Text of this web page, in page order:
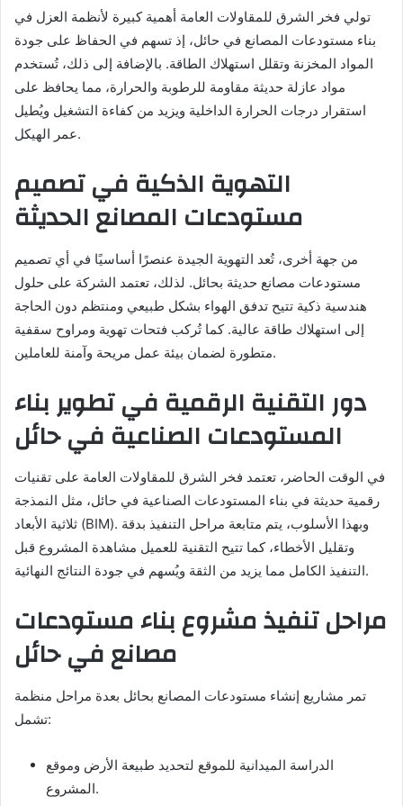
تولي فخر الشرق للمقاولات العامة أهمية كبيرة لأنظمة العزل في
بناء مستودعات المصانع في حائل، إذ تسهم في الحفاظ على جودة
المواد المخزنة وتقلل استهلاك الطاقة. بالإضافة إلى ذلك، تُستخدم
مواد عازلة حديثة مقاومة للرطوبة والحرارة، مما يحافظ على
استقرار درجات الحرارة الداخلية ويزيد من كفاءة التشغيل ويُطيل
عمر الهيكل.
التهوية الذكية في تصميم
مستودعات المصانع الحديثة
من جهة أخرى، تُعد التهوية الجيدة عنصرًا أساسيًا في أي تصميم
مستودعات مصانع حديثة بحائل. لذلك، تعتمد الشركة على حلول
هندسية ذكية تتيح تدفق الهواء بشكل طبيعي ومنتظم دون الحاجة
إلى استهلاك طاقة عالية. كما تُركب فتحات تهوية ومراوح سقفية
متطورة لضمان بيئة عمل مريحة وآمنة للعاملين.
دور التقنية الرقمية في تطوير بناء
المستودعات الصناعية في حائل
في الوقت الحاضر، تعتمد فخر الشرق للمقاولات العامة على تقنيات
رقمية حديثة في بناء المستودعات الصناعية في حائل، مثل النمذجة
ثلاثية الأبعاد (BIM). وبهذا الأسلوب، يتم متابعة مراحل التنفيذ بدقة
وتقليل الأخطاء، كما تتيح التقنية للعميل مشاهدة المشروع قبل
التنفيذ الكامل مما يزيد من الثقة ويُسهم في جودة النتائج النهائية.
مراحل تنفيذ مشروع بناء مستودعات
مصانع في حائل
تمر مشاريع إنشاء مستودعات المصانع بحائل بعدة مراحل منظمة
تشمل:
الدراسة الميدانية للموقع لتحديد طبيعة الأرض وموقع
المشروع.